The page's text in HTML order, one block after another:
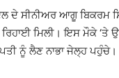
ਦੇ ਸੀਨੀਅਰ ਆਗੂ ਬਿਕਰਮ
ਮਿਲੀ। ਇਸ ਮੌਕੇ ‘ਤੇ
ਨੂੰ ਲੈਣ ਨਾਭਾ ਜੇਲ੍ਹ ਪਹੁੰਚੇ।